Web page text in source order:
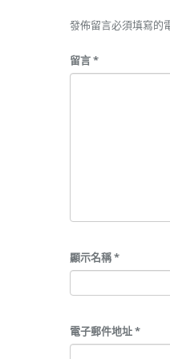
發佈留言必須填寫的
留言*
顯示名稱*
電子郵件地址*